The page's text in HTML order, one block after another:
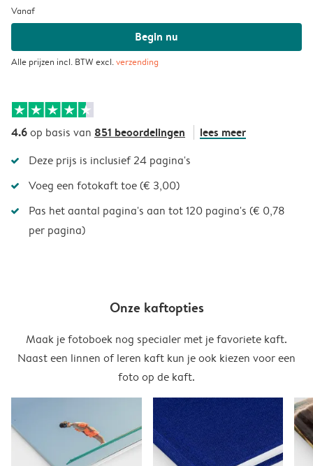
Vanaf
Begin nu
Alle prijzen incl. BTW excl.verzending
4.6op basis van 851 beoordelingen lees meer
Deze prijs is inclusief 24 pagina's
Voeg een fotokaft toe (€ 3,00)
Pas het aantal pagina's aan tot 120 pagina's (€ 0,78
per pagina)
Onze kaftopties
Maak je fotoboek nog specialer met je favoriete kaft.
Naast een linnen of leren kaft kun je ook kiezen voor een
foto op de kaft.